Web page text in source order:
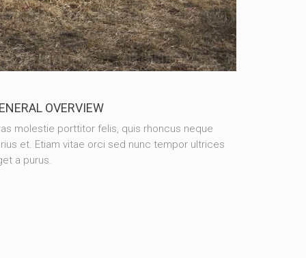
OVERVIEW
molestie porttitor felis, quis rhoncus neque
et. Etiam vitae orci sed nunc tempor ultrices
a purus.